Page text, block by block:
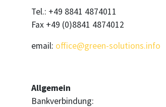
Tel.: +49 8841 4874011
Fax +49 (0)8841 4874012
email: office@green-solutions.info
Allgemein
Bankverbindung: